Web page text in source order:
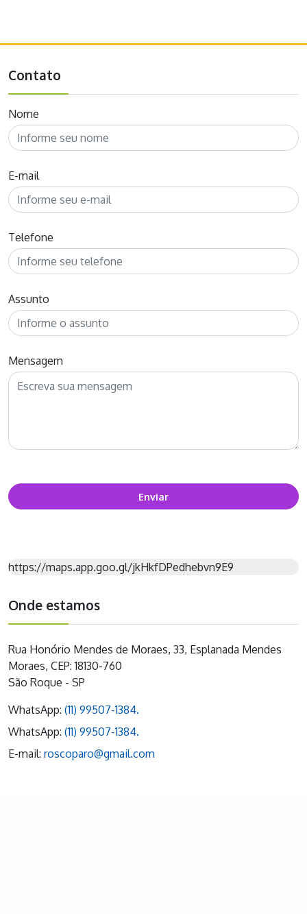
Contato
Nome
E-mail
Telefone
Assunto
Mensagem
Enviar
https://maps.app.goo.gl/jkHkfDPedhebvn9E9
Onde estamos
Rua Honório Mendes de Moraes, 33, Esplanada Mendes
Moraes, CEP: 18130-760
São Roque - SP
WhatsApp: (11) 99507-1384.
WhatsApp: (11) 99507-1384.
E-mail: roscoparo@gmail.com